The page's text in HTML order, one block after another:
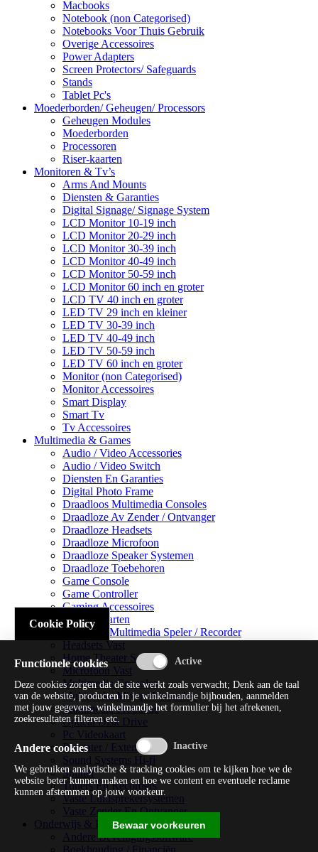
Macbooks
Notebook (non Categorised)
Notebooks Voor Thuis Gebruik
Overige Accessoires
Power Adapters
Screen Protectors/ Safeguards
Stands
Tablet Pc's
Moederborden/ Geheugen/ Processors
Geheugen Modules
Moederborden
Processoren
Riser-kaarten
Monitoren & Tv’s
Arms And Mounts
Diensten & Garanties
Digital Signage/ Signage System
LCD Monitor 10-19 inch
LCD Monitor 20-29 inch
LCD Monitor 30-39 inch
LCD Monitor 40-49 inch
LCD Monitor 50-59 inch
LCD Monitor 60 inch en groter
LCD TV 40 inch en groter
LED TV 29 inch en kleiner
LED TV 30-39 inch
LED TV 40-49 inch
LED TV 50-59 inch
LED TV 60 inch en groter
Monitor (non Categorised)
Monitor Accessoires
Smart Display
Smart Tv
Tv Accessoires
Multimedia & Games
Audio / Video Accessories
Audio / Video Switch
Diensten En Garanties
Digital Photo Frame
Draadloos Multimedia Consoles
Draadloze Av Zender / Ontvanger
Draadloze Headsets
Draadloze Microfoon
Draadloze Speaker Systemen
Draadloze Toebehoren
Game Console
Game Controller
Gaming Accessoires
Geluidskaarten
Handheld Multimedia Speler / Recorder
Headsets Vast
Home Theater Systems
Microfoon Vast
Multimedia Consoles
Multimedia Mixer / Versterker
Multimedia Productie
Optical Disk Drive
Pc Videokaart
Repeater / Extender
Sound Systems Hi-fi
Splitter
Tuners En Recorders
Vaste Luidsprekersystemen
Vaste Zender En Ontvanger
Onderwijs & Recreatie
Andere Beveiligingssoftware
Cookie Policy
Functionele cookies
Deze cookies zorgen dat de site werkt zoals verwacht; Denk aan de taal
van de website, producten in je winkelmandje bijhouden, aanmelden
met jouw gegevens, winkelmandje het formulier bij het afrekenen,
zoekresultaten filteren etc.
Andere cookies
We gebruiken analytische & tracking cookies om te kijken hoe we de
website beter kunnen maken en hoe we content en eventuele reclame
kunnen afstemmen op jouw voorkeur.
Bewaar voorkeuren